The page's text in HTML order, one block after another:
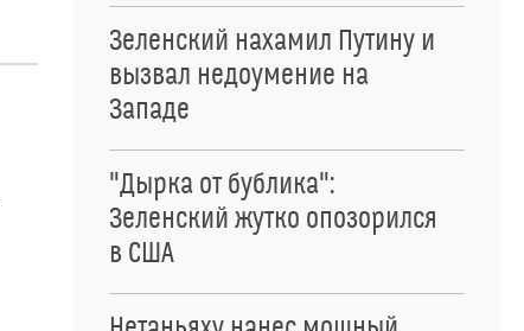
Зеленский нахамил Путину и
вызвал недоумение на
Западе
"Дырка от бублика":
Зеленский жутко опозорился
в США